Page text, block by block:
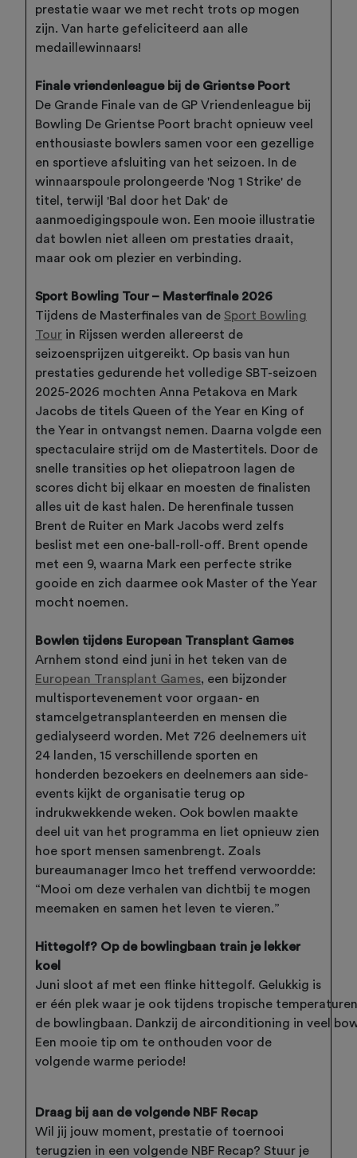
prestatie waar we met recht trots op mogen
zijn. Van harte gefeliciteerd aan alle
medaillewinnaars!
Finale vriendenleague bij de Grientse Poort
De Grande Finale van de GP Vriendenleague bij
Bowling De Grientse Poort bracht opnieuw veel
enthousiaste bowlers samen voor een gezellige
en sportieve afsluiting van het seizoen. In de
winnaarspoule prolongeerde 'Nog 1 Strike' de
titel, terwijl 'Bal door het Dak' de
aanmoedigingspoule won. Een mooie illustratie
dat bowlen niet alleen om prestaties draait,
maar ook om plezier en verbinding.
Sport Bowling Tour – Masterfinale 2026
Tijdens de Masterfinales van de Sport Bowling
Tour in Rijssen werden allereerst de
seizoensprijzen uitgereikt. Op basis van hun
prestaties gedurende het volledige SBT-seizoen
2025-2026 mochten Anna Petakova en Mark
Jacobs de titels Queen of the Year en King of
the Year in ontvangst nemen. Daarna volgde een
spectaculaire strijd om de Mastertitels. Door de
snelle transities op het oliepatroon lagen de
scores dicht bij elkaar en moesten de finalisten
alles uit de kast halen. De herenfinale tussen
Brent de Ruiter en Mark Jacobs werd zelfs
beslist met een one-ball-roll-off. Brent opende
met een 9, waarna Mark een perfecte strike
gooide en zich daarmee ook Master of the Year
mocht noemen.
Bowlen tijdens European Transplant Games
Arnhem stond eind juni in het teken van de
European Transplant Games, een bijzonder
multisportevenement voor orgaan- en
stamcelgetransplanteerden en mensen die
gedialyseerd worden. Met 726 deelnemers uit
24 landen, 15 verschillende sporten en
honderden bezoekers en deelnemers aan side-
events kijkt de organisatie terug op
indrukwekkende weken. Ook bowlen maakte
deel uit van het programma en liet opnieuw zien
hoe sport mensen samenbrengt. Zoals
bureaumanager Imco het treffend verwoordde:
“Mooi om deze verhalen van dichtbij te mogen
meemaken en samen het leven te vieren.”
Hittegolf? Op de bowlingbaan train je lekker
koel
Juni sloot af met een flinke hittegolf. Gelukkig is
er één plek waar je ook tijdens tropische
de bowlingbaan. Dankzij de airconditioning in veel
Een mooie tip om te onthouden voor de
volgende warme periode!
Draag bij aan de volgende NBF Recap
Wil jij jouw moment, prestatie of toernooi
terugzien in een volgende NBF Recap? Stuur je